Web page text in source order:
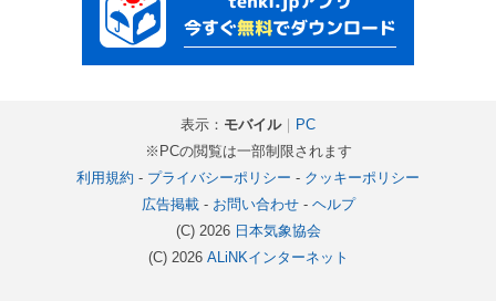
表示： モバイル｜ PC
※PCの閲覧は一部制限されます
利用規約 - プライバシーポリシー - クッキーポリシー
広告掲載- お問い合わせ- ヘルプ
(C) 2026 日本気象協会
(C) 2026 ALiNKインターネット